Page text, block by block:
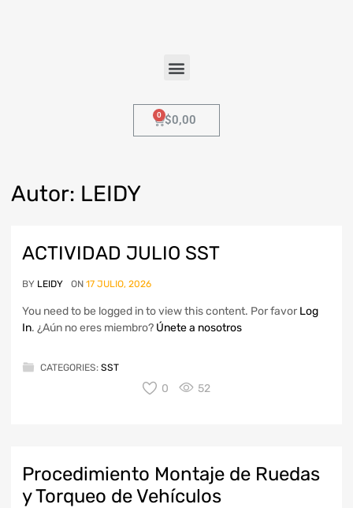
$0,00
Autor: LEIDY
ACTIVIDAD JULIO SST
BY LEIDY ON 17 JULIO, 2026
You need to be logged in to view this content. Por favor Log
In. ¿Aún no eres miembro? Únete a nosotros
CATEGORIES: SST
0 52
Procedimiento Montaje de Ruedas
y Torqueo de Vehículos